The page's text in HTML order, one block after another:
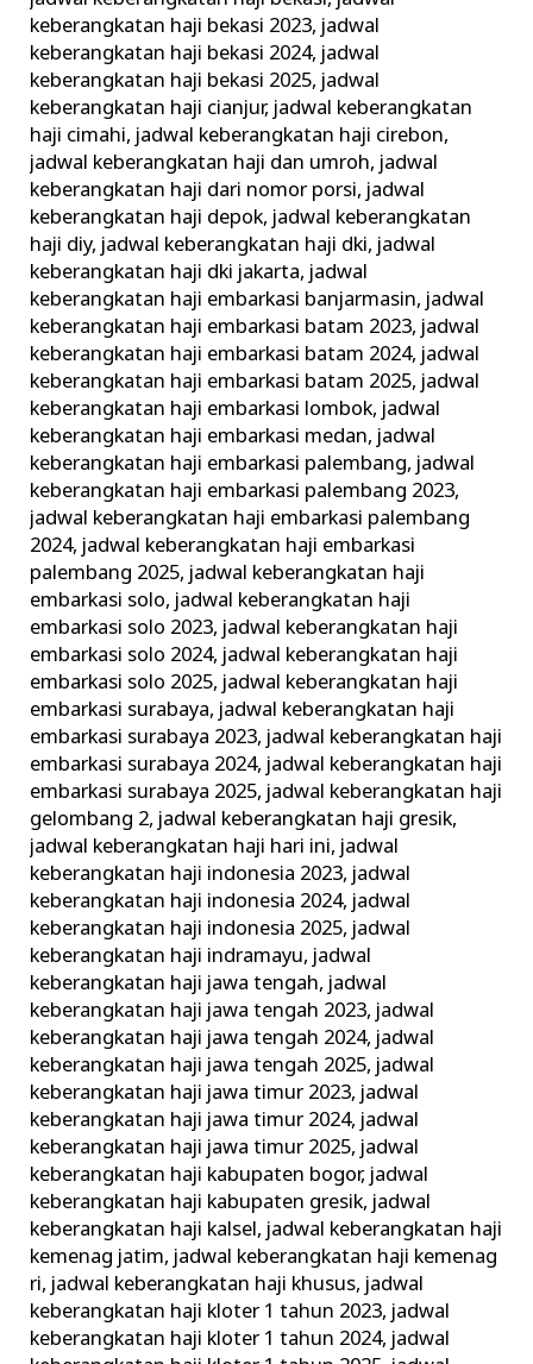
keberangkatan haji bekasi 2023, jadwal
keberangkatan haji bekasi 2024, jadwal
keberangkatan haji bekasi 2025, jadwal
keberangkatan haji cianjur, jadwal keberangkatan
haji cimahi, jadwal keberangkatan haji cirebon,
jadwal keberangkatan haji dan umroh, jadwal
keberangkatan haji dari nomor porsi, jadwal
keberangkatan haji depok, jadwal keberangkatan
haji diy, jadwal keberangkatan haji dki, jadwal
keberangkatan haji dki jakarta, jadwal
keberangkatan haji embarkasi banjarmasin, jadwal
keberangkatan haji embarkasi batam 2023, jadwal
keberangkatan haji embarkasi batam 2024, jadwal
keberangkatan haji embarkasi batam 2025, jadwal
keberangkatan haji embarkasi lombok, jadwal
keberangkatan haji embarkasi medan, jadwal
keberangkatan haji embarkasi palembang, jadwal
keberangkatan haji embarkasi palembang 2023,
jadwal keberangkatan haji embarkasi palembang
2024, jadwal keberangkatan haji embarkasi
palembang 2025, jadwal keberangkatan haji
embarkasi solo, jadwal keberangkatan haji
embarkasi solo 2023, jadwal keberangkatan haji
embarkasi solo 2024, jadwal keberangkatan haji
embarkasi solo 2025, jadwal keberangkatan haji
embarkasi surabaya, jadwal keberangkatan haji
embarkasi surabaya 2023, jadwal keberangkatan haji
embarkasi surabaya 2024, jadwal keberangkatan haji
embarkasi surabaya 2025, jadwal keberangkatan haji
gelombang 2, jadwal keberangkatan haji gresik,
jadwal keberangkatan haji hari ini, jadwal
keberangkatan haji indonesia 2023, jadwal
keberangkatan haji indonesia 2024, jadwal
keberangkatan haji indonesia 2025, jadwal
keberangkatan haji indramayu, jadwal
keberangkatan haji jawa tengah, jadwal
keberangkatan haji jawa tengah 2023, jadwal
keberangkatan haji jawa tengah 2024, jadwal
keberangkatan haji jawa tengah 2025, jadwal
keberangkatan haji jawa timur 2023, jadwal
keberangkatan haji jawa timur 2024, jadwal
keberangkatan haji jawa timur 2025, jadwal
keberangkatan haji kabupaten bogor, jadwal
keberangkatan haji kabupaten gresik, jadwal
keberangkatan haji kalsel, jadwal keberangkatan haji
kemenag jatim, jadwal keberangkatan haji kemenag
ri, jadwal keberangkatan haji khusus, jadwal
keberangkatan haji kloter 1 tahun 2023, jadwal
keberangkatan haji kloter 1 tahun 2024, jadwal